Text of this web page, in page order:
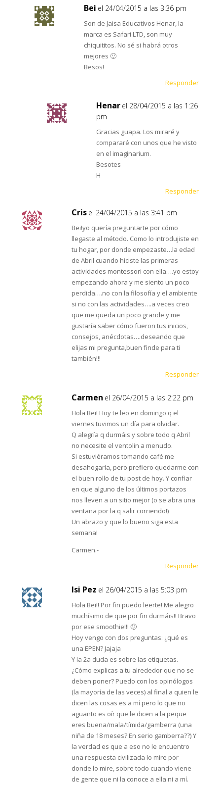
Bei el 24/04/2015 a las 3:36 pm
Son de Jaisa Educativos Henar, la
marca es Safari LTD, son muy
chiquititos. No sé si habrá otros
mejores 🙂
Besos!
Responder
Henar el 28/04/2015 a las 1:26
pm
Gracias guapa. Los miraré y
compararé con unos que he visto
en el imaginarium.
Besotes
H
Responder
Cris el 24/04/2015 a las 3:41 pm
Bei!yo quería preguntarte por cómo
llegaste al método. Como lo introdujiste en
tu hogar, por donde empezaste…la edad
de Abril cuando hiciste las primeras
actividades montessori con ella….yo estoy
empezando ahora y me siento un poco
perdida….no con la filosofía y el ambiente
si no con las actividades….a veces creo
que me queda un poco grande y me
gustaría saber cómo fueron tus inicios,
consejos, anécdotas….deseando que
elijas mi pregunta,buen finde para ti
también!!!
Responder
Carmen el 26/04/2015 a las 2:22 pm
Hola Bei! Hoy te leo en domingo q el
viernes tuvimos un día para olvidar.
Q alegría q durmáis y sobre todo q Abril
no necesite el ventolin a menudo.
Si estuviéramos tomando café me
desahogaría, pero prefiero quedarme con
el buen rollo de tu post de hoy. Y confiar
en que alguno de los últimos portazos
nos lleven a un sitio mejor (o se abra una
ventana por la q salir corriendo!)
Un abrazo y que lo bueno siga esta
semana!
Carmen.-
Responder
Isi Pez el 26/04/2015 a las 5:03 pm
Hola Bei!! Por fin puedo leerte! Me alegro
muchísimo de que por fin durmáis!! Bravo
por ese smoothie!!! 🙂
Hoy vengo con dos preguntas: ¿qué es
una EPEN? Jajaja
Y la 2a duda es sobre las etiquetas.
¿Cómo explicas a tu alrededor que no se
deben poner? Puedo con los opinólogos
(la mayoría de las veces) al final a quien le
dicen las cosas es a mí pero lo que no
aguanto es oír que le dicen a la peque
eres buena/mala/tímida/gamberra (una
niña de 18 meses? En serio gamberra??) Y
la verdad es que a eso no le encuentro
una respuesta civilizada lo mire por
donde lo mire, sobre todo cuando viene
de gente que ni la conoce a ella ni a mí.